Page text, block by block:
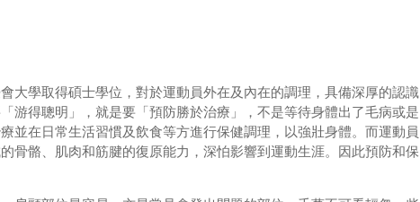
大學取得碩士學位，對於運動員外在及內在的調理，具備深厚的認識
游得聰明」，就是要「預防勝於治療」，不是等待身體出了毛病或是
並在日常生活習慣及飲食等方進行保健調理，以強壯身體。而運動員
骨骼、肌肉和筋腱的復原能力，深怕影響到運動生涯。因此預防和保